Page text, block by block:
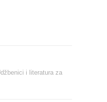
i literatura za